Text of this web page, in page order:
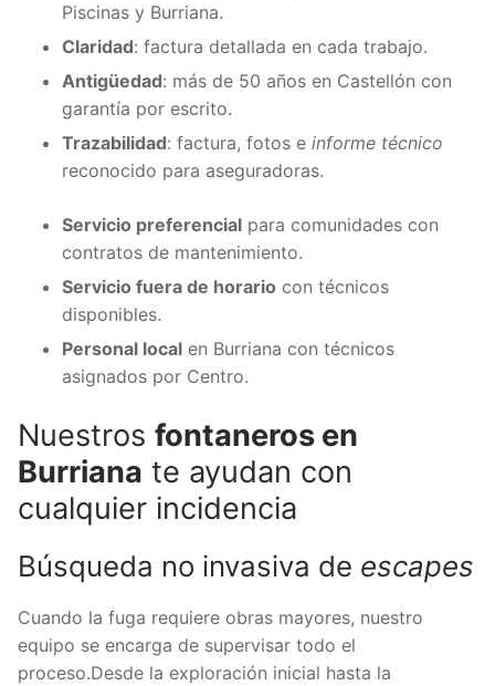
Piscinas y Burriana.
Claridad: factura detallada en cada trabajo.
Antigüedad: más de 50 años en Castellón con
garantía por escrito.
Trazabilidad: factura, fotos e informe técnico
reconocido para aseguradoras.
Servicio preferencial para comunidades con
contratos de mantenimiento.
Servicio fuera de horario con técnicos
disponibles.
Personal local en Burriana con técnicos
asignados por Centro.
Nuestros fontaneros en
Burriana te ayudan con
cualquier incidencia
Búsqueda no invasiva de escapes
Cuando la fuga requiere obras mayores, nuestro
equipo se encarga de supervisar todo el
proceso.Desde la exploración inicial hasta la